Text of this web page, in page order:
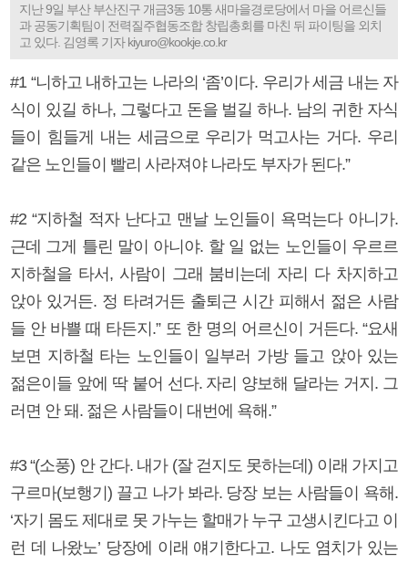
지난 9일 부산 부산진구 개금3동 10통 새마을경로당에서 마을 어르신들
과 공동기획팀이 전력질주협동조합 창립총회를 마친 뒤 파이팅을 외치
고 있다. 김영록 기자 kiyuro@kookje.co.kr
#1 “니하고 내하고는 나라의 ‘좀’이다. 우리가 세금 내는 자
식이 있길 하나, 그렇다고 돈을 벌길 하나. 남의 귀한 자식
들이 힘들게 내는 세금으로 우리가 먹고사는 거다. 우리
같은 노인들이 빨리 사라져야 나라도 부자가 된다.”
#2 “지하철 적자 난다고 맨날 노인들이 욕먹는다 아니가.
근데 그게 틀린 말이 아니야. 할 일 없는 노인들이 우르르
지하철을 타서, 사람이 그래 붐비는데 자리 다 차지하고
앉아 있거든. 정 타려거든 출퇴근 시간 피해서 젊은 사람
들 안 바쁠 때 타든지.” 또 한 명의 어르신이 거든다. “요새
보면 지하철 타는 노인들이 일부러 가방 들고 앉아 있는
젊은이들 앞에 딱 붙어 선다. 자리 양보해 달라는 거지. 그
러면 안 돼. 젊은 사람들이 대번에 욕해.”
#3 “(소풍) 안 간다. 내가 (잘 걷지도 못하는데) 이래 가지고
구르마(보행기) 끌고 나가 봐라. 당장 보는 사람들이 욕해.
‘자기 몸도 제대로 못 가누는 할매가 누구 고생시킨다고 이
런 데 나왔노’ 당장에 이래 얘기한다고. 나도 염치가 있는